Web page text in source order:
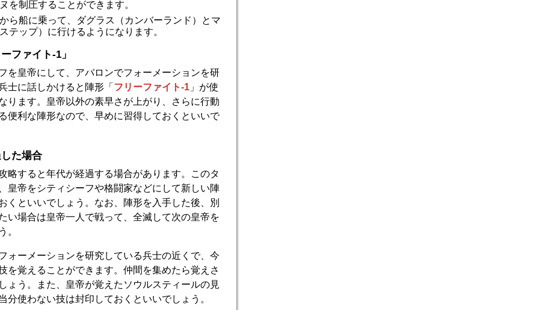
を制圧することができます。
ら船に乗って、ダグラス（カンバーランド）とマ
テップ）に行けるようになります。
ファイト-1」
を皇帝にして、アバロンでフォーメーションを研
士に話しかけると陣形「 フリーファイト-1 」が使
ります。皇帝以外の素早さが上がり、さらに行動
便利な陣形なので、早めに習得しておくといいで
た場合
略すると年代が経過する場合があります。このタ
皇帝をシティシーフや格闘家などにして新しい陣
くといいでしょう。なお、陣形を入手した後、別
い場合は皇帝一人で戦って、全滅して次の皇帝を
。
ォーメーションを研究している兵士の近くで、今
を覚えることができます。仲間を集めたら覚えさ
ょう。また、皇帝が覚えたソウルスティールの見
分使わない技は封印しておくといいでしょう。